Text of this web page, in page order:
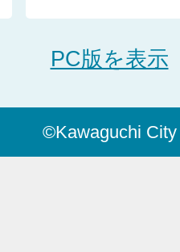
PC版を表示
©Kawaguchi City